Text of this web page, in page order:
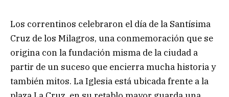
Los correntinos celebraron el día de la Santísima
Cruz de los Milagros, una conmemoración que se
origina con la fundación misma de la ciudad a
partir de un suceso que encierra mucha historia y
también mitos. La Iglesia está ubicada frente a la